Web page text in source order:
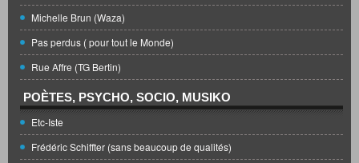
Michelle Brun (Waza)
Pas perdus ( pour tout le Monde)
Rue Affre (TG Bertin)
POÈTES, PSYCHO, SOCIO, MUSIKO
Etc-Iste
Frédéric Schiffter (sans beaucoup de qualités)